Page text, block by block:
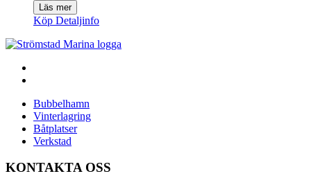
Läs mer
Köp Detaljinfo
Bubbelhamn
Vinterlagring
Båtplatser
Verkstad
KONTAKTA OSS